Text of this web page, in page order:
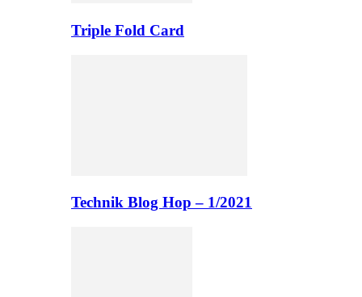
Triple Fold Card
Technik Blog Hop – 1/2021